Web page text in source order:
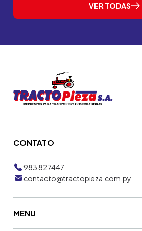
VER TODAS
CONTATO
983 827447
contacto@tractopieza.com.py
MENU